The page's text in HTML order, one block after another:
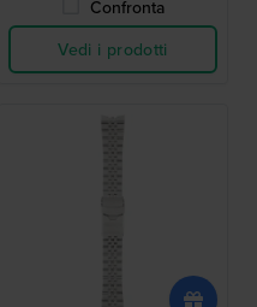
Confronta
Vedi i prodotti